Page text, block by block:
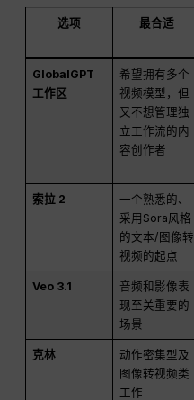
选项 最合适
GlobalGPT
工作区
希望拥有多个
视频模型，但
又不想管理独
立工作流的内
容创作者
索拉 2
一个熟悉的、
采用Sora风格
的文本/图像转
视频的起点
Veo 3.1
音频和影像表
现至关重要的
场景
克林
动作密集型及
图像转视频类
工作